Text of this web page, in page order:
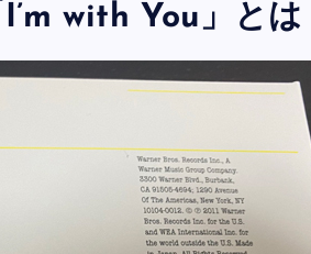
with You」とは